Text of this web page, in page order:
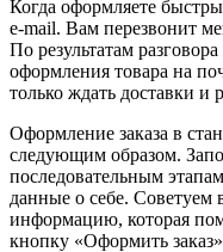
Когда оформляете
e-mail. Вам перезвонит
По результатам
оформления товара на
только ждать доставки и
Оформление заказа в
следующим образом.
последовательным
данные о себе. Советуем
информацию, которая
кнопку «Оформить